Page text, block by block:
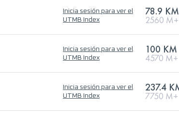
Inicia sesión para ver el
UTMB Index
78.9 KM
2560 M+
Inicia sesión para ver el
UTMB Index
100 KM
4570 M+
Inicia sesión para ver el
UTMB Index
237.4
7750 M+